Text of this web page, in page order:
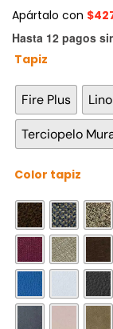
Apártalo con
Hasta 12 pagos
Tapiz
Fire Plus Lino
Terciopelo
Color tapiz